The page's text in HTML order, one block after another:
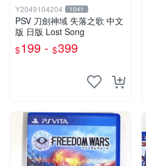
Y2049104204 1041
PSV 刀劍神域 失落之歌 中文
版 日版 Lost Song
$199 - $399